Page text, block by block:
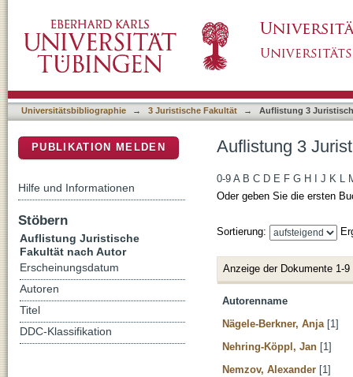
Universitätsbibliographie → 3 Juristische Fakultät → Auflistung 3
Auflistung 3
0-9 A B C D E F G H J K L
Oder geben Sie die ersten
Sortierung:
Anzeige der Dokumente 1-9
Autorenname
Nägele-Berkner, Anja [1]
Nehring-Köppl, Jan [1]
Nemzov, Alexander [1]
PUBLIKATION MELDEN
Hilfe und Informationen
Stöbern
Auflistung Juristische
Fakultät nach Autor
Erscheinungsdatum
Autoren
Titel
DDC-Klassifikation